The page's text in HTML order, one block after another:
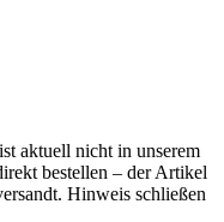
aktuell nicht in unserem
bestellen – der Artikel
Hinweis schließen